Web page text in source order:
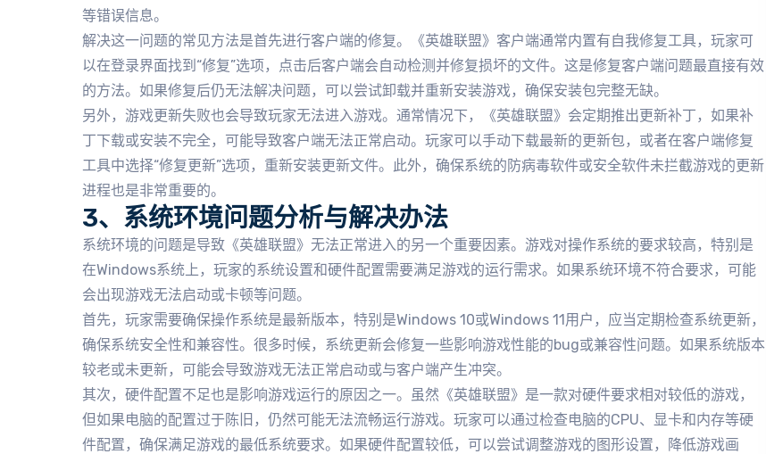
等错误信息。
解决这一问题的常见方法是首先进行客户端的修复。《英雄联盟》客户端通常内置有自我修复工具，玩家可
以在登录界面找到“修复”选项，点击后客户端会自动检测并修复损坏的文件。这是修复客户端问题最直接有效
的方法。如果修复后仍无法解决问题，可以尝试卸载并重新安装游戏，确保安装包完整无缺。
另外，游戏更新失败也会导致玩家无法进入游戏。通常情况下，《英雄联盟》会定期推出更新补丁，如果补
丁下载或安装不完全，可能导致客户端无法正常启动。玩家可以手动下载最新的更新包，或者在客户端修复
工具中选择“修复更新”选项，重新安装更新文件。此外，确保系统的防病毒软件或安全软件未拦截游戏的更新
进程也是非常重要的。
3、系统环境问题分析与解决办法
系统环境的问题是导致《英雄联盟》无法正常进入的另一个重要因素。游戏对操作系统的要求较高，特别是
在Windows系统上，玩家的系统设置和硬件配置需要满足游戏的运行需求。如果系统环境不符合要求，可能
会出现游戏无法启动或卡顿等问题。
首先，玩家需要确保操作系统是最新版本，特别是Windows 10或Windows 11用户，应当定期检查系统更新，
确保系统安全性和兼容性。很多时候，系统更新会修复一些影响游戏性能的bug或兼容性问题。如果系统版本
较老或未更新，可能会导致游戏无法正常启动或与客户端产生冲突。
其次，硬件配置不足也是影响游戏运行的原因之一。虽然《英雄联盟》是一款对硬件要求相对较低的游戏，
但如果电脑的配置过于陈旧，仍然可能无法流畅运行游戏。玩家可以通过检查电脑的CPU、显卡和内存等硬
件配置，确保满足游戏的最低系统要求。如果硬件配置较低，可以尝试调整游戏的图形设置，降低游戏画